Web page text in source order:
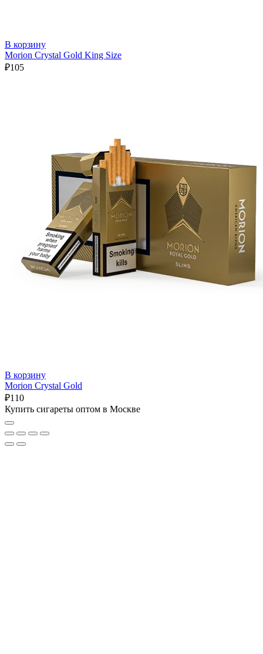
В корзину
Morion Crystal Gold King Size
₽105
В корзину
Morion Crystal Gold
₽110
Купить сигареты оптом в Москве